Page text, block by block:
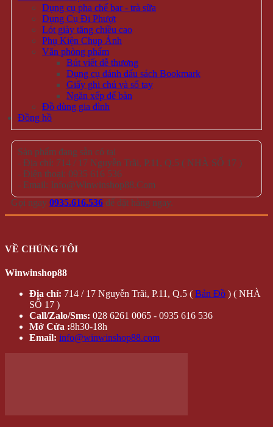
Dụng cụ pha chế bar - trà sữa
Dụng Cụ Đi Phượt
Lót giày tăng chiều cao
Phụ Kiện Chụp Ảnh
Văn phòng phẩm
Bút viết dễ thương
Dụng cụ đánh dấu sách Bookmark
Giấy ghi chú và sổ tay
Ngăn xếp để bàn
Đồ dùng gia đình
Đồng hồ
Sản phẩm đang sẵn có tại
- Địa chỉ: 714 / 17 Nguyễn Trãi, P.11, Q.5 ( NHÀ SỐ 17 )
- Điện thoại: 0935 616 536
- Email: Info@Winwinshop88.Com
Gọi ngay 0935.616.536 để đặt hàng ngay.
VỀ CHÚNG TÔI
Winwinshop88
Địa chỉ: 714 / 17 Nguyễn Trãi, P.11, Q.5 ( Bản Đồ ) ( NHÀ
SỐ 17 )
Call/Zalo/Sms: 028 6261 0065 - 0935 616 536
Mở Cửa :8h30-18h
Email: info@winwinshop88.com